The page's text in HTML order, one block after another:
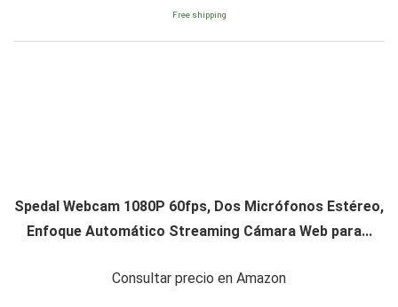
Free shipping
Spedal Webcam 1080P 60fps, Dos Micrófonos Estéreo,
Enfoque Automático Streaming Cámara Web para...
Consultar precio en Amazon